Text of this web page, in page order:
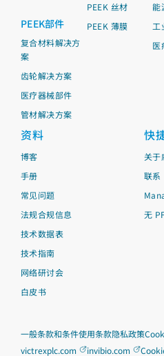
PEEK部件
复合材料解决方
案
齿轮解决方案
医疗器械部件
管材解决方案
PEEK 丝材
PEEK 薄膜
能
工
医
资料
博客
手册
常见问题
法规合规信息
技术数据表
技术指南
网络研讨会
白皮书
快
关于
联系
无
一般条款和条件使用条款隐私政策
victrexplc.com
invibio.com